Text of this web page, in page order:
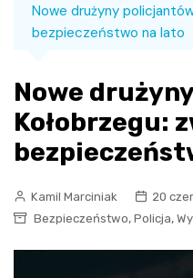
Nowe drużyny
bezpieczeństwo na lato
Nowe
Kołobrzegu:
Kamil Marciniak
20
Bezpieczeństwo, Policja,